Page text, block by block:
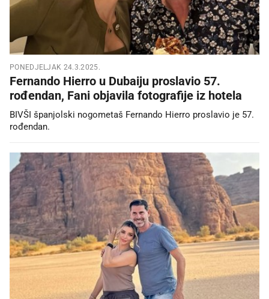
PONEDJELJAK 24.3.2025.
Fernando Hierro u Dubaiju proslavio 57.
rođendan, Fani objavila fotografije iz hotela
BIVŠI španjolski nogometaš Fernando Hierro proslavio je 57.
rođendan.